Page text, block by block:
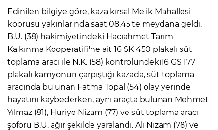
Edinilen bilgiye göre, kaza kırsal Melik Mahallesi
köprüsü yakınlarında saat 08.45'te meydana geldi.
B.U. (38) hakimiyetindeki Hacıahmet Tarım
Kalkınma Kooperatifi'ne ait 16 SK 450 plakalı süt
toplama aracı ile N.K. (58) kontrolündeki16 GS 177
plakalı kamyonun çarpıştığı kazada, süt toplama
aracında bulunan Fatma Topal (54) olay yerinde
hayatını kaybederken, aynı araçta bulunan Mehmet
Yılmaz (81), Huriye Nizam (77) ve süt toplama aracı
şoförü B.U. ağır şekilde yaralandı. Ali Nizam (78) ve